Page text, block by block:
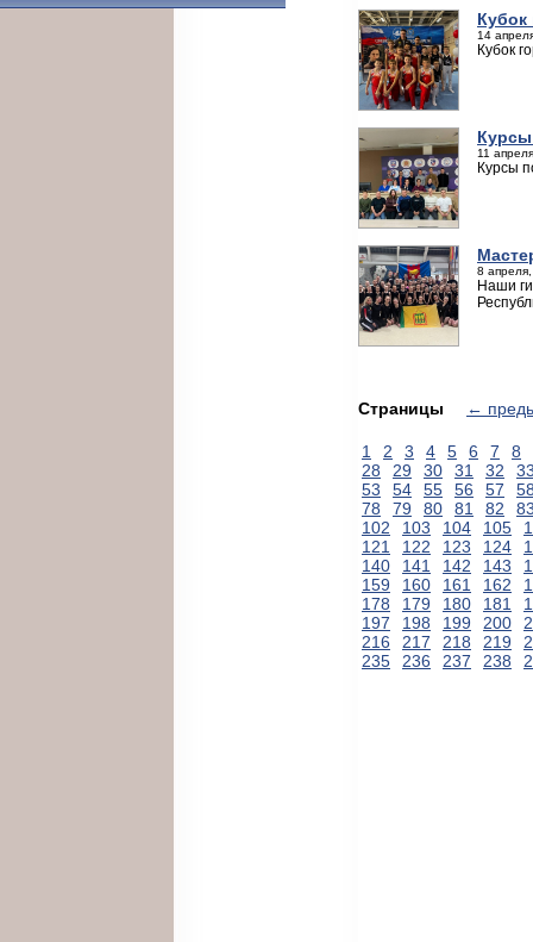
Кубок
14
Кубок
11
Курсы
8
Наши
Страницы ←
1 2 3 4 5 6 7
8
28
29 30 31 32
53
54 55 56 57
78
79 80 81 82
102
103 104 105
121
122 123 124
140
141 142 143
159
160 161 162
178
179 180 181
197
198 199 200
216
217 218 219
235
236 237 238